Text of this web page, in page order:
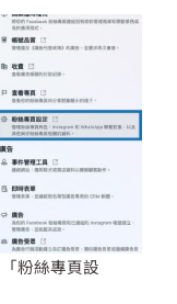
粉絲專頁設